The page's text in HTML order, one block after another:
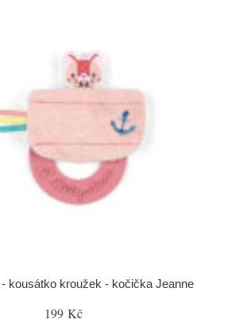
- kousátko kroužek - kočička Jeanne
199 Kč